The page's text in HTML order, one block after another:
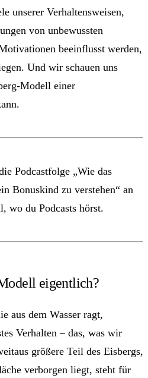
unserer Verhaltensweisen,
von unbewussten
beeinflusst werden,
Und wir schauen uns
Modell einer
Podcastfolge „Wie das
Bonuskind zu verstehen“ an
wo du Podcasts hörst.
eigentlich?
aus dem Wasser ragt,
Verhalten – das, was wir
größere Teil des Eisbergs,
verborgen liegt, steht für